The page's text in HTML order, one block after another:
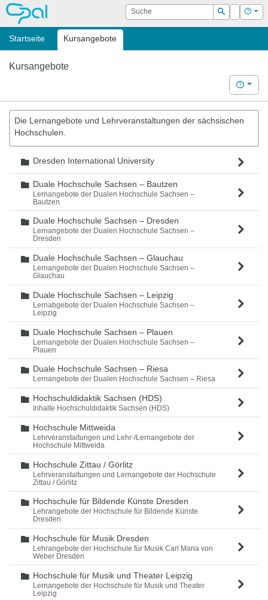
OPAL Suche
Suchen
Login Hilfe
Startseite Kursangebote
Kursangebote
Hilfe
Die Lernangebote und Lehrveranstaltungen der sächsischen
Hochschulen.
Ordner
Dresden International University
Ordner
Duale Hochschule Sachsen – Bautzen
Lernangebote der Dualen Hochschule Sachsen –
Bautzen
Ordner
Duale Hochschule Sachsen – Dresden
Lernangebote der Dualen Hochschule Sachsen –
Dresden
Ordner
Duale Hochschule Sachsen – Glauchau
Lernangebote der Dualen Hochschule Sachsen –
Glauchau
Ordner
Duale Hochschule Sachsen – Leipzig
Lernabgebote der Dualen Hochschule Sachsen –
Leipzig
Ordner
Duale Hochschule Sachsen – Plauen
Lernangebote der Dualen Hochschule Sachsen –
Plauen
Ordner
Duale Hochschule Sachsen – Riesa
Lernangebote der Dualen Hochschule Sachsen – Riesa
Ordner
Hochschuldidaktik Sachsen (HDS)
Inhalte Hochschuldidaktik Sachsen (HDS)
Ordner
Hochschule Mittweida
Lehrveranstaltungen und Lehr-/Lernangebote der
Hochschule Mittweida
Ordner
Hochschule Zittau / Görlitz
Lehrveranstaltungen und Lernangebote der Hochschule
Zittau / Görlitz
Ordner
Hochschule für Bildende Künste Dresden
Lehrangebote der Hochschule für Bildende Künste
Dresden
Ordner
Hochschule für Musik Dresden
Lehrangebote der Hochschule für Musik Carl Maria von
Weber Dresden
Ordner
Hochschule für Musik und Theater Leipzig
Lernangebote der Hochschule für Musik und Theater
Leipzig